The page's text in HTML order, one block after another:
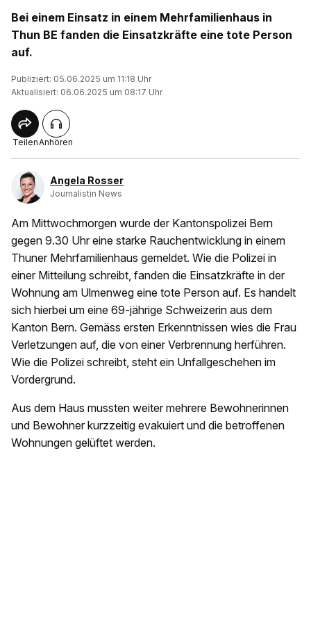
Bei einem Einsatz in einem Mehrfamilienhaus in
Thun BE fanden die Einsatzkräfte eine tote Person
auf.
Publiziert: 05.06.2025 um 11:18 Uhr
Aktualisiert: 06.06.2025 um 08:17 Uhr
TeilenAnhören
Angela Rosser
Journalistin News
Am Mittwochmorgen wurde der Kantonspolizei Bern
gegen 9.30 Uhr eine starke Rauchentwicklung in einem
Thuner Mehrfamilienhaus gemeldet. Wie die Polizei in
einer Mitteilung schreibt, fanden die Einsatzkräfte in der
Wohnung am Ulmenweg eine tote Person auf. Es handelt
sich hierbei um eine 69-jährige Schweizerin aus dem
Kanton Bern. Gemäss ersten Erkenntnissen wies die Frau
Verletzungen auf, die von einer Verbrennung herführen.
Wie die Polizei schreibt, steht ein Unfallgeschehen im
Vordergrund.
Aus dem Haus mussten weiter mehrere Bewohnerinnen
und Bewohner kurzzeitig evakuiert und die betroffenen
Wohnungen gelüftet werden.